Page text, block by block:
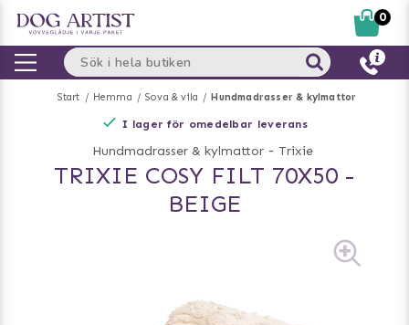
Start Hemma Sova & vila Hundmadrasser & kylmattor
I lager för omedelbar leverans
Hundmadrasser & kylmattor - Trixie
TRIXIE COSY FILT 70X50 -
BEIGE
0